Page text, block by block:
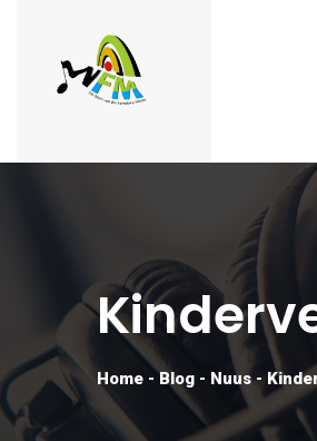
Home -Blog - Nuus-